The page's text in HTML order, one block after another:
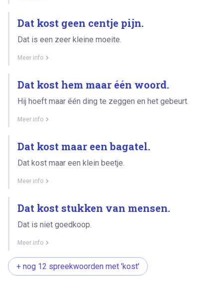
Dat kost geen centje pijn.
Dat is een zeer kleine moeite.
Meer info
Dat kost hem maar één woord.
Hij hoeft maar één ding te zeggen en het gebeurt.
Meer info
Dat kost maar een bagatel.
Dat kost maar een klein beetje.
Meer info
Dat kost stukken van mensen.
Dat is niet goedkoop.
Meer info
+ nog 12 spreekwoorden met 'kost'